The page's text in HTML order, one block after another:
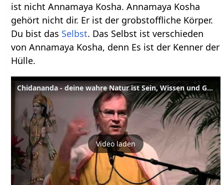
ist nicht Annamaya Kosha. Annamaya Kosha
gehört nicht dir. Er ist der grobstoffliche Körper.
Du bist das Selbst. Das Selbst ist verschieden
von Annamaya Kosha, denn Es ist der Kenner der
Hülle.
Chidananda - deine wahre Natur ist Sein, Wissen und Glückseligkeit
Video laden